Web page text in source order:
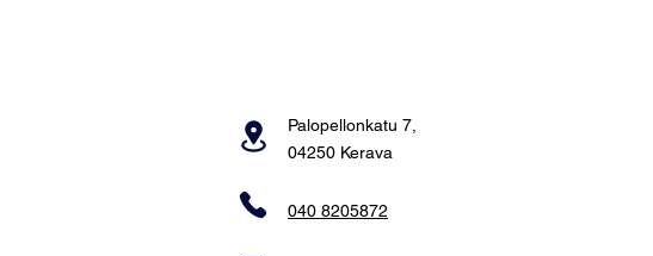
Palopellonkatu 7,
04250 Kerava
040 8205872